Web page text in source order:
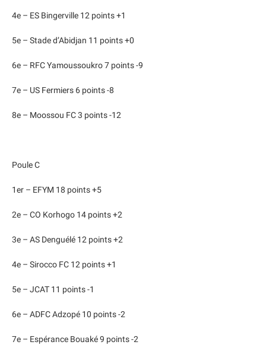
4e – ES Bingerville 12 points +1
5e – Stade d’Abidjan 11 points +0
6e – RFC Yamoussoukro 7 points -9
7e – US Fermiers 6 points -8
8e – Moossou FC 3 points -12
Poule C
1er – EFYM 18 points +5
2e – CO Korhogo 14 points +2
3e – AS Denguélé 12 points +2
4e – Sirocco FC 12 points +1
5e – JCAT 11 points -1
6e – ADFC Adzopé 10 points -2
7e – Espérance Bouaké 9 points -2